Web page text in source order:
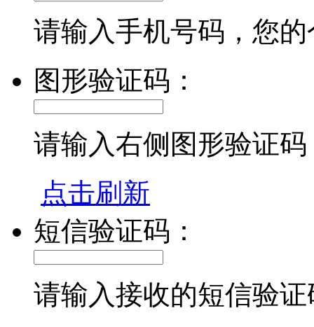
请输入手机号码，您
图形验证码：
请输入右侧图形验证码
点击刷新
短信验证码：
请输入接收的短信验证